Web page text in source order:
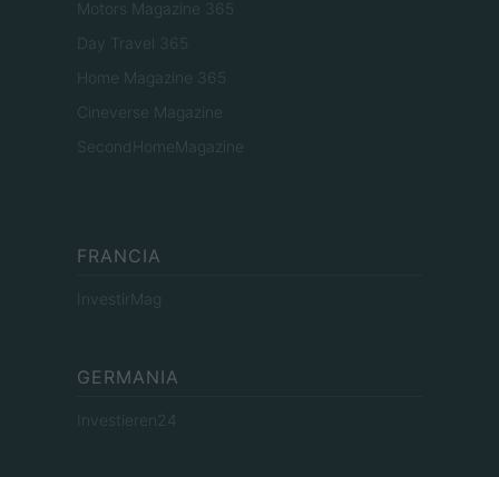
Motors Magazine 365
Day Travel 365
Home Magazine 365
Cineverse Magazine
SecondHomeMagazine
FRANCIA
InvestirMag
GERMANIA
Investieren24